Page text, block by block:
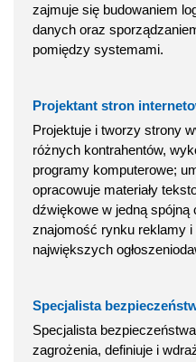
zajmuje się budowaniem
danych oraz
pomiędzy systemami.
Projektant stron
Projektuje i tworzy strony
różnych kontrahentów,
programy komputerowe;
opracowuje materiały
dźwiękowe w jedną spójną
znajomość rynku reklamy i
największych
Specjalista
Specjalista
zagrożenia, definiuje i